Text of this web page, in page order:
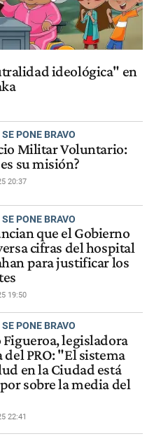
ideológica" en
PONE BRAVO
Militar Voluntario:
su misión?
20:37
PONE BRAVO
que el Gobierno
cifras del hospital
para justificar los
19:50
PONE BRAVO
Figueroa, legisladora
del PRO: "El sistema
en la Ciudad está
sobre la media del
22:41